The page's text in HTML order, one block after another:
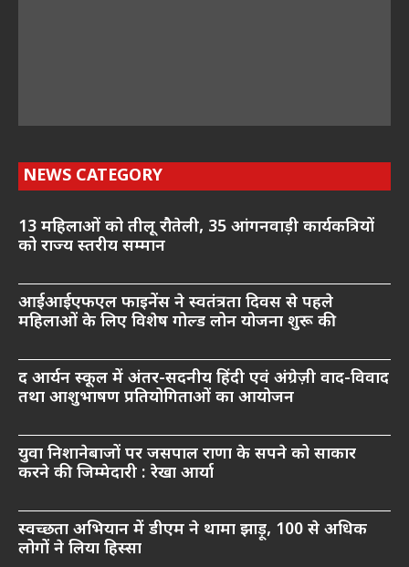
NEWS CATEGORY
13 महिलाओं को तीलू रौतेली, 35 आंगनवाड़ी कार्यकत्रियों
को राज्य स्तरीय सम्मान
आईआईएफएल फाइनेंस ने स्वतंत्रता दिवस से पहले
महिलाओं के लिए विशेष गोल्ड लोन योजना शुरू की
द आर्यन स्कूल में अंतर-सदनीय हिंदी एवं अंग्रेज़ी वाद-विवाद
तथा आशुभाषण प्रतियोगिताओं का आयोजन
युवा निशानेबाजों पर जसपाल राणा के सपने को साकार
करने की जिम्मेदारी : रेखा आर्या
स्वच्छता अभियान में डीएम ने थामा झाड़ू, 100 से अधिक
लोगों ने लिया हिस्सा